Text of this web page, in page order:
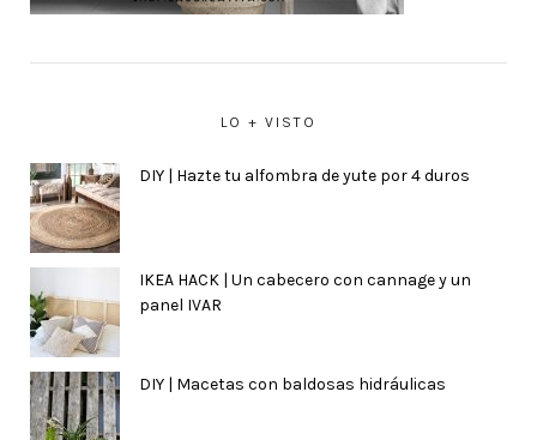
LO + VISTO
DIY | Hazte tu alfombra de yute por 4 duros
IKEA HACK | Un cabecero con cannage y un
panel IVAR
DIY | Macetas con baldosas hidráulicas